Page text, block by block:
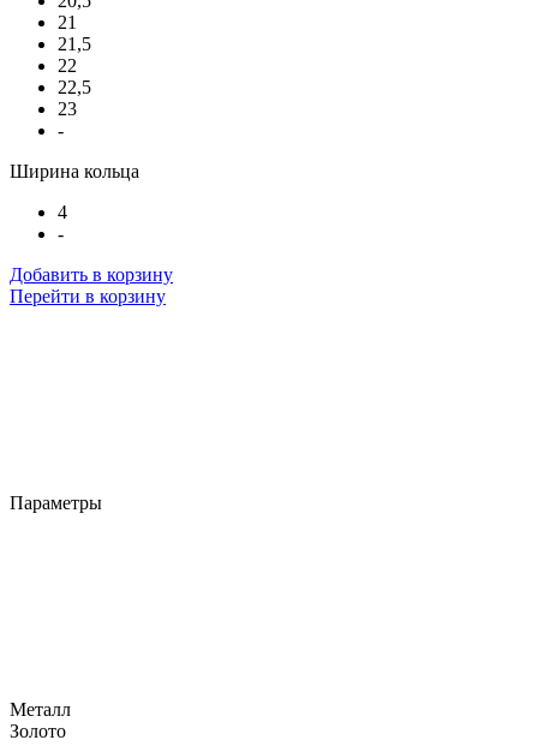
21
21,5
22
22,5
23
-
Ширина кольца
4
-
Добавить в корзину
Перейти в корзину
Параметры
Металл
Золото